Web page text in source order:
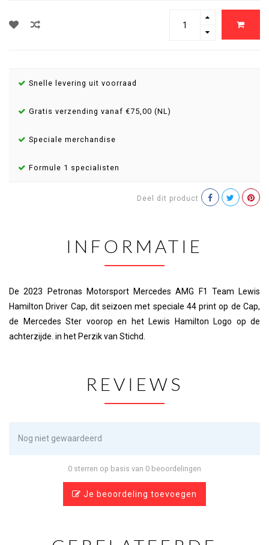
Snelle levering uit voorraad
Gratis verzending vanaf €75,00 (NL)
Speciale merchandise
Formule 1 specialisten
Deel dit product
INFORMATIE
De 2023 Petronas Motorsport Mercedes AMG F1 Team Lewis
Hamilton Driver Cap, dit seizoen met speciale 44 print op de Cap,
de Mercedes Ster voorop en het Lewis Hamilton Logo op de
achterzijde. in het Perzik van Stichd.
REVIEWS
Nog niet gewaardeerd
0 sterren op basis van 0 beoordelingen
Je beoordeling toevoegen